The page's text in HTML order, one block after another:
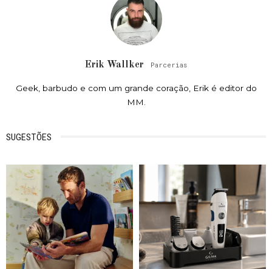
Erik Wallker Parcerias
Geek, barbudo e com um grande coração, Erik é editor do
MM.
SUGESTÕES